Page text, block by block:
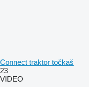
Connect traktor točkaš
23
VIDEO